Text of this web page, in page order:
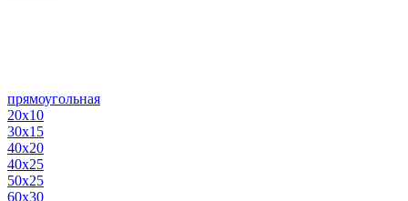
прямоугольная
20х10
30х15
40х20
40х25
50х25
60х30